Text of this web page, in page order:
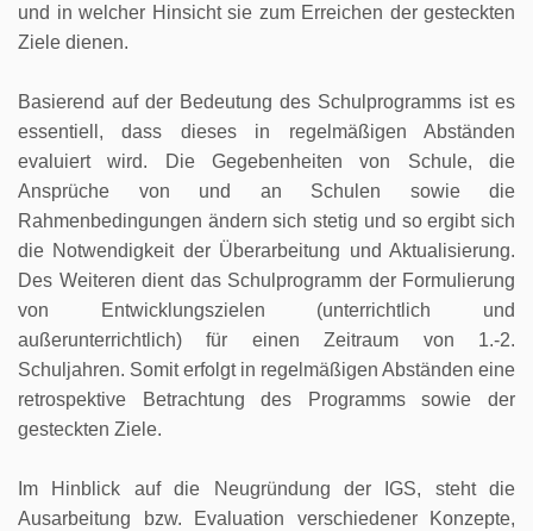
und in welcher Hinsicht sie zum Erreichen der gesteckten
Ziele dienen.
Basierend auf der Bedeutung des Schulprogramms ist es
essentiell, dass dieses in regelmäßigen Abständen
evaluiert wird. Die Gegebenheiten von Schule, die
Ansprüche von und an Schulen sowie die
Rahmenbedingungen ändern sich stetig und so ergibt sich
die Notwendigkeit der Überarbeitung und Aktualisierung.
Des Weiteren dient das Schulprogramm der Formulierung
von Entwicklungszielen (unterrichtlich und
außerunterrichtlich) für einen Zeitraum von 1.-2.
Schuljahren. Somit erfolgt in regelmäßigen Abständen eine
retrospektive Betrachtung des Programms sowie der
gesteckten Ziele.
Im Hinblick auf die Neugründung der IGS, steht die
Ausarbeitung bzw. Evaluation verschiedener Konzepte,